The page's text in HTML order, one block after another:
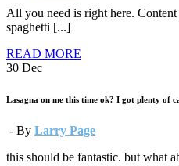
All you need is right here.
spaghetti [...]
READ MORE
30 Dec
Lasagna on me this time ok? I got plenty of
- By Larry Page
this should be fantastic. but what